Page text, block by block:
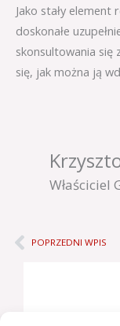
Jako stały
doskonałe
skonsultowania się
się, jak można ją
Właściciel
Prev
POPRZEDNI WPIS